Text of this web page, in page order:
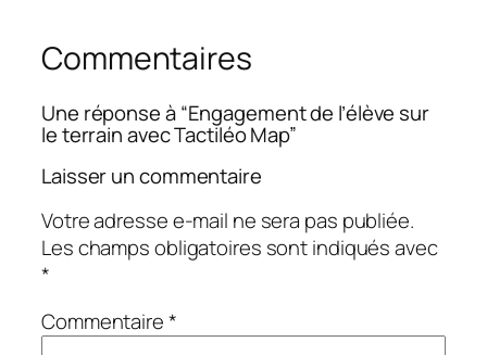
Commentaires
Une réponse à “Engagement de l’élève sur
le terrain avec Tactiléo Map”
Laisser un commentaire
Votre adresse e-mail ne sera pas publiée.
Les champs obligatoires sont indiqués avec
*
Commentaire*